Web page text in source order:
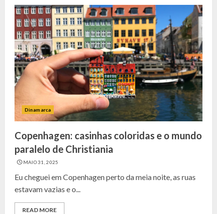
Dinamarca
Copenhagen: casinhas coloridas e o mundo
paralelo de Christiania
MAIO 31, 2025
Eu cheguei em Copenhagen perto da meia noite, as ruas
estavam vazias e o...
READ MORE